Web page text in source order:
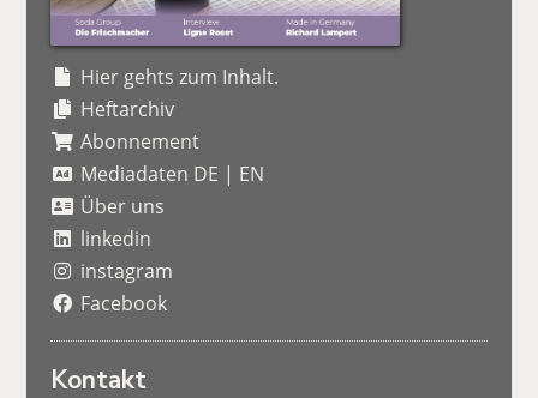
Hier gehts zum Inhalt.
Heftarchiv
Abonnement
Mediadaten DE | EN
Über uns
linkedin
instagram
Facebook
Kontakt